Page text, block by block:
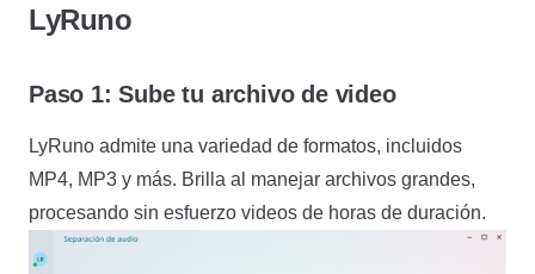
LyRuno
Paso 1: Sube tu archivo de video
LyRuno admite una variedad de formatos, incluidos
MP4, MP3 y más. Brilla al manejar archivos grandes,
procesando sin esfuerzo videos de horas de duración.